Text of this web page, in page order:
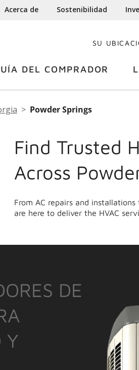
Acerca de Sostenibilidad
SU
DEL COMPRADOR
Powder Springs
Find Trusted
Across
From AC repairs and
are here to deliver the HVAC
DE
Y